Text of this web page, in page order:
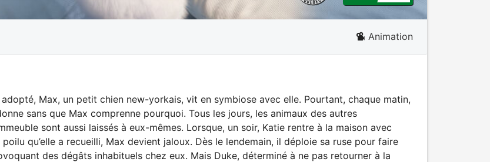
Animation
adopté, Max, un petit chien new-yorkais, vit en symbiose avec elle. Pourtant, chaque matin,
sans que Max comprenne pourquoi. Tous les jours, les animaux des autres
sont aussi laissés à eux-mêmes. Lorsque, un soir, Katie rentre à la maison avec
qu’elle a recueilli, Max devient jaloux. Dès le lendemain, il déploie sa ruse pour faire
des dégâts inhabituels chez eux. Mais Duke, déterminé à ne pas retourner à la